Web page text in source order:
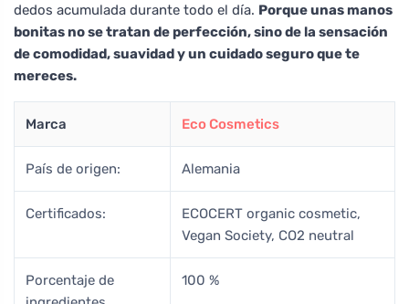
dedos acumulada durante todo el día. Porque unas manos
bonitas no se tratan de perfección, sino de la sensación
de comodidad, suavidad y un cuidado seguro que te
mereces.
Marca Eco Cosmetics
País de origen: Alemania
Certificados:
ECOCERT organic cosmetic,
Vegan Society, CO2 neutral
Porcentaje de
100 %